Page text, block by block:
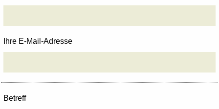
Ihre E-Mail-Adresse
Betreff